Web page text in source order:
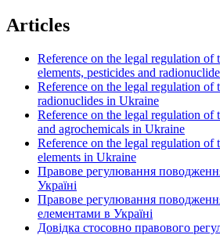
Articles
Reference on the legal regulation
elements, pesticides and
Reference on the legal regulation of
radionuclides in Ukraine
Reference on the legal regulation of
and agrochemicals in Ukraine
Reference on the legal regulation
elements in Ukraine
Правове регулювання
Україні
Правове регулювання
елементами в Україні
Довідка стосовно правового